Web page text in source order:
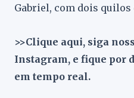
Gabriel, com dois quilos
>>Clique aqui, siga
Instagram, e fique por
em tempo real.